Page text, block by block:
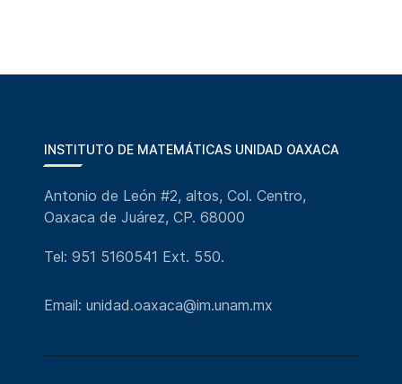
INSTITUTO DE MATEMÁTICAS UNIDAD OAXACA
Antonio de León #2, altos, Col. Centro,
Oaxaca de Juárez, CP. 68000
Tel: 951 5160541 Ext. 550.
Email: unidad.oaxaca@im.unam.mx